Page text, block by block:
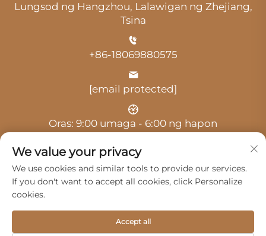
Lungsod ng Hangzhou, Lalawigan ng Zhejiang,
Tsina
+86-18069880575
[email protected]
Oras: 9:00 umaga - 6:00 ng hapon
Service Co., Ltd. -
Patakaran sa privacy
We value your privacy
We use cookies and similar tools to provide our services.
If you don't want to accept all cookies, click Personalize
cookies.
Accept all